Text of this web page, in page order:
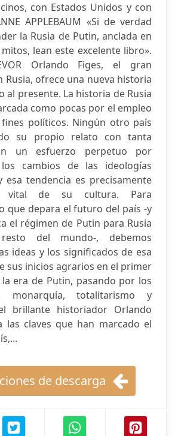
con Estados Unidos y con
APPLEBAUM «Si de verdad
la Rusia de Putin, anclada en
lean este excelente libro».
Orlando Figes, el gran
Rusia, ofrece una nueva historia
al presente. La historia de Rusia
como pocas por el empleo
políticos. Ningún otro país
su propio relato con tanta
un esfuerzo perpetuo por
cambios de las ideologías
esa tendencia es precisamente
vital de su cultura. Para
que depara el futuro del país -y
el régimen de Putin para Rusia
del mundo-, debemos
ideas y los significados de esa
sus inicios agrarios en el primer
era de Putin, pasando por los
monarquía, totalitarismo y
brillante historiador Orlando
las claves que han marcado el
de descarga